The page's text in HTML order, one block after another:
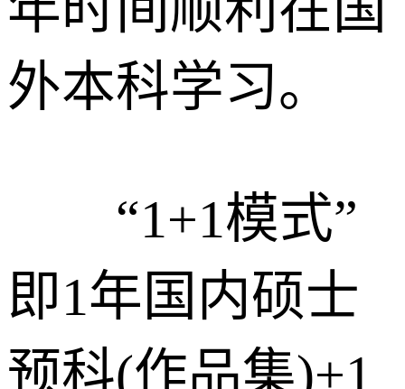
外本科学习。
“1+1模式”
即1年国内硕士
预科(作品集)+1